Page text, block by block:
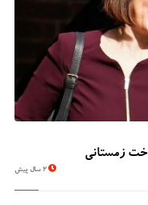
زمستانی
2 سال پیش